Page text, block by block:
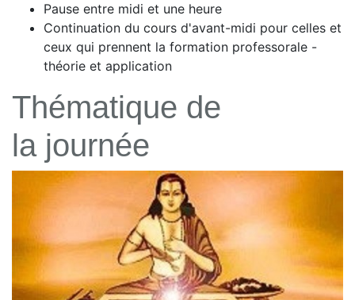
Pause entre midi et une heure
Continuation du cours d'avant-midi pour celles et
ceux qui prennent la formation professorale -
théorie et application
Thématique de
la journée